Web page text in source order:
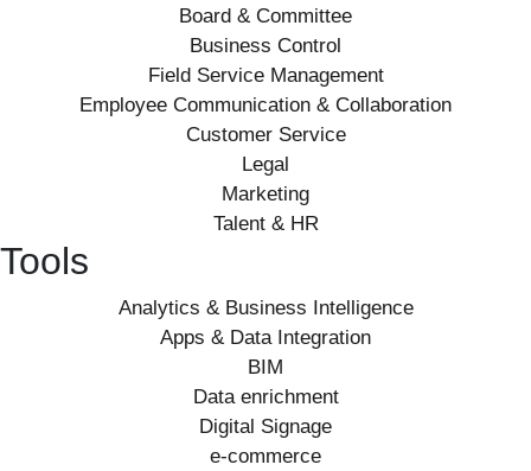
Board & Committee
Business Control
Field Service Management
Employee Communication & Collaboration
Customer Service
Legal
Marketing
Talent & HR
Tools
Analytics & Business Intelligence
Apps & Data Integration
BIM
Data enrichment
Digital Signage
e-commerce